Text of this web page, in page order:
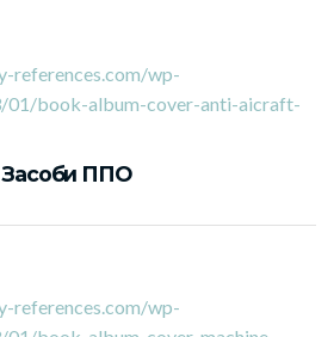
Засоби ППО